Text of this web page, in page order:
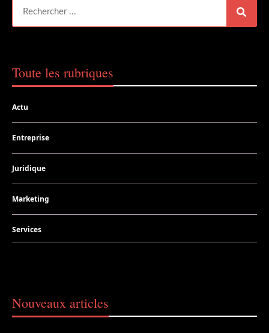
Toute les rubriques
Actu
Entreprise
Juridique
Marketing
Services
Nouveaux articles